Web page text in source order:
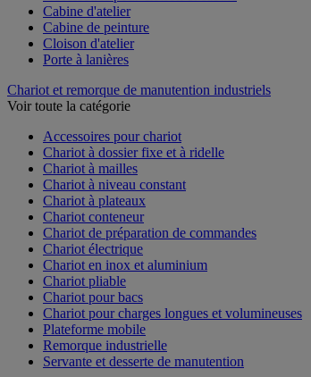
Accessoires pour cloison et cabine
Cabine d'atelier
Cabine de peinture
Cloison d'atelier
Chariot et remorque de manutention industriels
Accessoires pour chariot
Chariot à dossier fixe et à ridelle
Chariot à mailles
Chariot à niveau constant
Chariot à plateaux
Chariot conteneur
Chariot de préparation de commandes
Chariot électrique
Chariot en inox et aluminium
Chariot pliable
Chariot pour bacs
Chariot pour charges longues et volumineuses
Plateforme mobile
Remorque industrielle